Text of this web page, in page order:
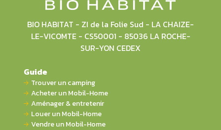
BIO HABITAT - ZI de la Folie Sud - LA CHAIZE-
LE-VICOMTE - CS50001 - 85036 LA ROCHE-
SUR-YON CEDEX
Guide
Trouver un camping
Acheter un Mobil-Home
Aménager & entretenir
Louer un Mobil-Home
Vendre un Mobil-Home